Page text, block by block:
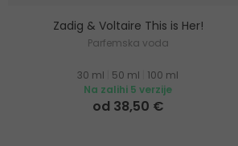
Zadig & Voltaire This is Her!
Parfemska voda
30 ml 50 ml
100 ml
Na zalihi 5 verzije
od 38,50 €